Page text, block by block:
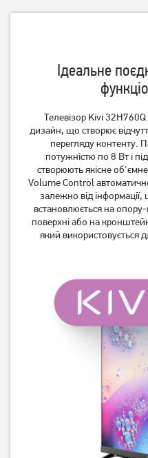
23 739грн
18 989грн
Телевізор Mystery MTV-
Ідеальне
Телевізор Kivi
дизайн, що створює
перегляду контенту.
потужністю по 8 Вт і
створюють якісне
Volume Control
залежно від
встановлюється на
поверхні або на
який використовується